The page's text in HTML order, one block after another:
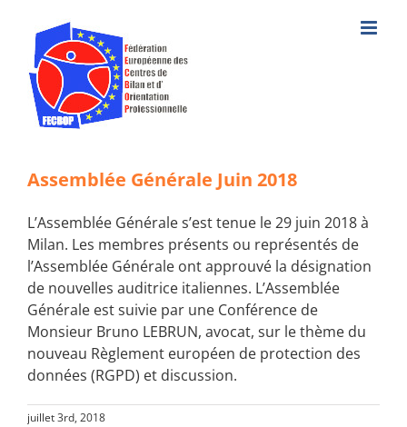
content
Assemblée Générale Juin 2018
L’Assemblée Générale s’est tenue le 29 juin 2018 à
Milan. Les membres présents ou représentés de
l’Assemblée Générale ont approuvé la désignation
de nouvelles auditrice italiennes. L’Assemblée
Générale est suivie par une Conférence de
Monsieur Bruno LEBRUN, avocat, sur le thème du
nouveau Règlement européen de protection des
données (RGPD) et discussion.
juillet 3rd, 2018